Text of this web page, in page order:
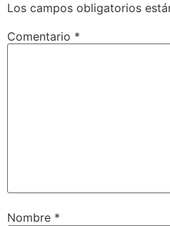
Los campos obligatorios
Comentario *
Nombre *